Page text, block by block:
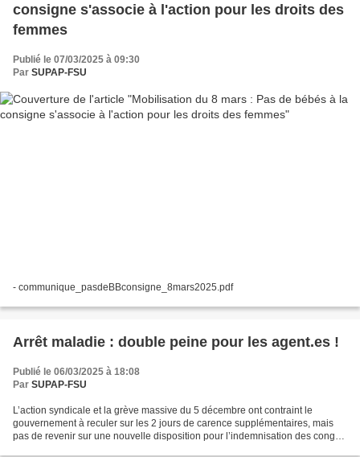
consigne s'associe à l'action pour les droits des
femmes
Publié le 07/03/2025 à 09:30
Par SUPAP-FSU
- communique_pasdeBBconsigne_8mars2025.pdf
Arrêt maladie : double peine pour les agent.es !
Publié le 06/03/2025 à 18:08
Par SUPAP-FSU
L’action syndicale et la grève massive du 5 décembre ont contraint le
gouvernement à reculer sur les 2 jours de carence supplémentaires, mais
pas de revenir sur une nouvelle disposition pour l’indemnisation des congés